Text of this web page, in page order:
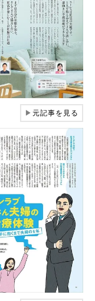
▶元記事を見る